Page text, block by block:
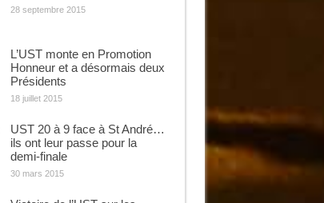
28 septembre 2015
L’UST monte en Promotion
Honneur et a désormais deux
Présidents
18 juillet 2015
UST 20 à 9 face à St André…
ils ont leur passe pour la
demi-finale
30 mars 2015